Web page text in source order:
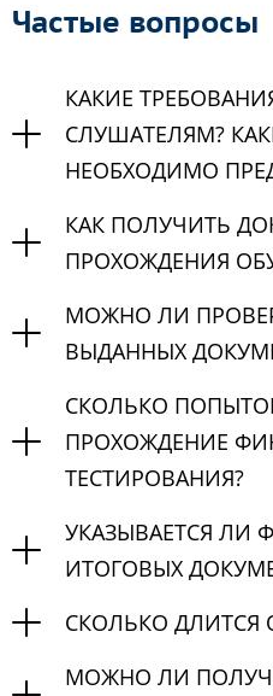
Частые вопросы
КАКИЕ
СЛУШАТЕЛЯМ?
НЕОБХОДИМО
КАК ПОЛУЧИТЬ
ПРОХОЖДЕНИЯ
МОЖНО ЛИ
ВЫДАННЫХ
СКОЛЬКО
ПРОХОЖДЕНИЕ
ТЕСТИРОВАНИЯ?
УКАЗЫВАЕТСЯ ЛИ
ИТОГОВЫХ
СКОЛЬКО ДЛИТСЯ
МОЖНО ЛИ